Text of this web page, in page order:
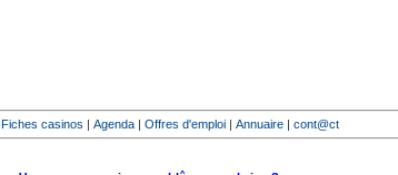
Fiches casinos | Agenda | Offres d'emploi | Annuaire | cont@ct